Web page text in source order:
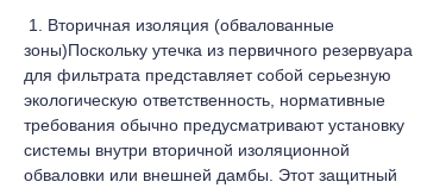
1. Вторичная изоляция (обвалованные
зоны)Поскольку утечка из первичного резервуара
для фильтрата представляет собой серьезную
экологическую ответственность, нормативные
требования обычно предусматривают установку
системы внутри вторичной изоляционной
обваловки или внешней дамбы. Этот защитный